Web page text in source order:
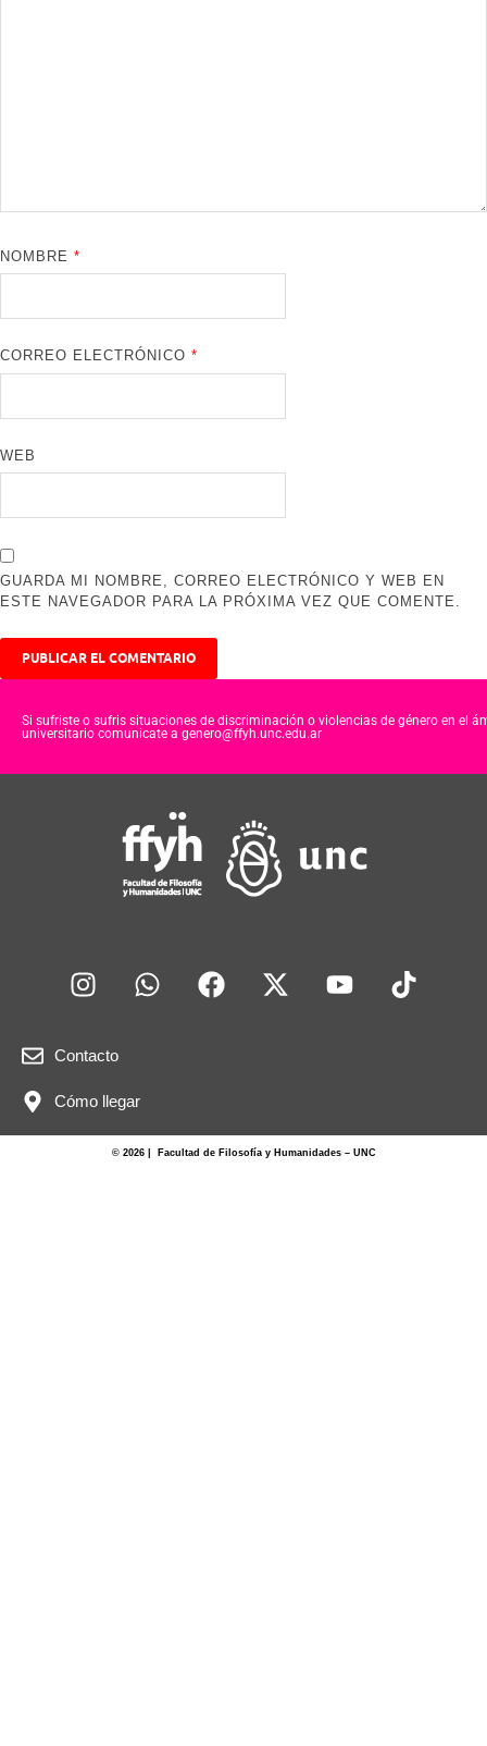
NOMBRE*
CORREO ELECTRÓNICO*
WEB
GUARDA MI NOMBRE, CORREO ELECTRÓNICO Y WEB EN
ESTE NAVEGADOR PARA LA PRÓXIMA VEZ QUE COMENTE.
Si sufriste o sufris situaciones de discriminación o violencias de género en el
universitario comunicate a genero@ffyh.unc.edu.ar
Contacto
Cómo llegar
© 2026 | Facultad de Filosofía y Humanidades – UNC